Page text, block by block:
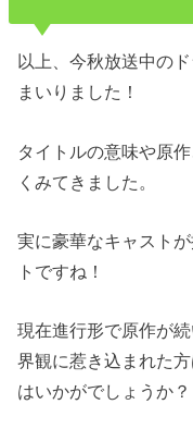
以上、今秋放送中の
まいりました！
タイトルの意味や原
くみてきました。
実に豪華なキャスト
トですね！
現在進行形で原作が
界観に惹き込まれた
はいかがでしょうか？